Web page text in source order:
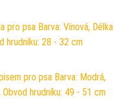
pro psa Barva: Vínová, Délka
hrudníku: 28 - 32 cm
pro psa Barva: Modrá,
hrudníku: 49 - 51 cm